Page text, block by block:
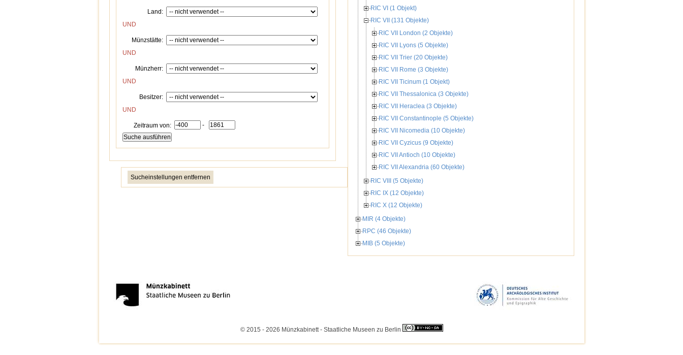
Land:
UND
Münzstätte:
UND
Münzherr:
UND
Besitzer:
UND
Zeitraum von: -
RIC VI (1 Objekt)
RIC VII (131 Objekte)
RIC VII London (2 Objekte)
RIC VII Lyons (5 Objekte)
RIC VII Trier (20 Objekte)
RIC VII Rome (3 Objekte)
RIC VII Ticinum (1 Objekt)
RIC VII Thessalonica (3 Objekte)
RIC VII Heraclea (3 Objekte)
RIC VII Constantinople (5 Objekte)
RIC VII Nicomedia (10 Objekte)
RIC VII Cyzicus (9 Objekte)
RIC VII Antioch (10 Objekte)
RIC VII Alexandria (60 Objekte)
RIC VIII (5 Objekte)
RIC IX (12 Objekte)
RIC X (12 Objekte)
MIR (4 Objekte)
RPC (46 Objekte)
MIB (5 Objekte)
Sucheinstellungen entfernen
© 2015 - 2026 Münzkabinett - Staatliche Museen zu Berlin